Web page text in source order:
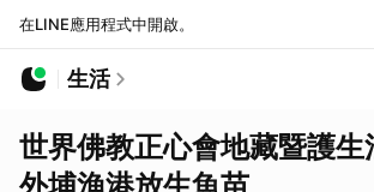
在LINE應用程式中開啟。
生活
世界佛教正心會地藏暨護